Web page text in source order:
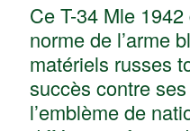
Ce T-34 Mle
norme de l’arme
matériels russes
succès contre
l’emblème de